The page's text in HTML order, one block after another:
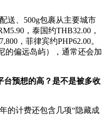
送、500g包裹从主要城市
，泰国约THB32.00，
，菲律宾约PHP62.00。
的偏远岛屿），通常还会加
台预想的高？是不是被多收
的计费还包含几项“隐藏成